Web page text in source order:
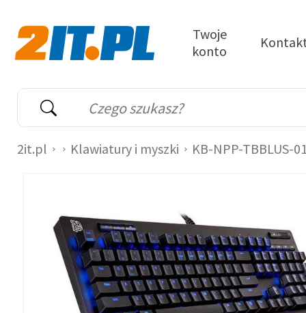
Wyszukiwarka
Słowo kluczowe
Twoje
konto
2it.pl Klawiatury i myszki KB-NPP-TBBLUS-